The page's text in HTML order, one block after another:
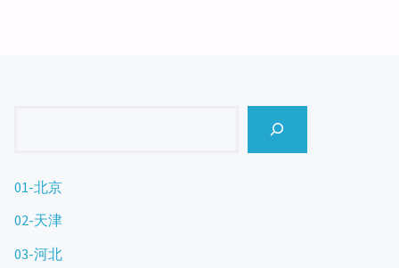
01-北京
02-天津
03-河北